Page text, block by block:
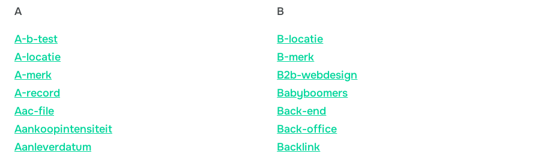
A
A-b-test
A-locatie
A-merk
A-record
Aac-file
Aankoopintensiteit
Aanleverdatum
B
B-locatie
B-merk
B2b-webdesign
Babyboomers
Back-end
Back-office
Backlink